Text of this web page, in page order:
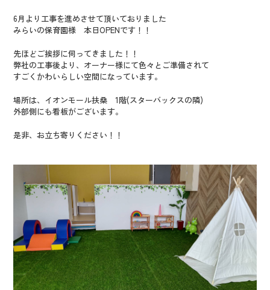
6月より工事を進めさせて頂いておりました
みらいの保育園様 本日OPENです！！
先ほどご挨拶に伺ってきました！！
弊社の工事後より、オーナー様にて色々とご準備されて
すごくかわいらしい空間になっています。
場所は、イオンモール扶桑 1階(スターバックスの隣)
外部側にも看板がございます。
是非、お立ち寄りください！！